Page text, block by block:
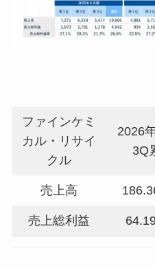
ファインケミ
カル・リサイ
クル
2026
3Q
売上高
売上総利益